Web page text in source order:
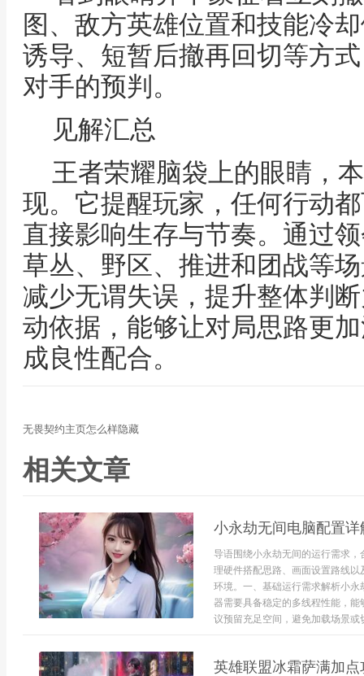
图、敌方英雄位置和技能冷
诱导、短暂后撤再回切等方
对手的预判。
见解汇总
王者荣耀脑袋上的眼睛，
现。它提醒玩家，任何行动
直接影响生存与节奏。通过
草丛、野区、推进和团战等
减少无谓失误，提升整体判
动依据，能够让对局思路更
成良性配合。
无畏契约主页怎么样隐藏
相关文章
小永劫无间电脑配置
导语围绕小永劫无间的运行需求
理硬件搭配思路、画面设置路线
环境。一、基础运行需求解析小
器需要具备稳定的多线程性能，
议预留充足空间，避免加载场景或
英雄联盟冰霜萨满加点